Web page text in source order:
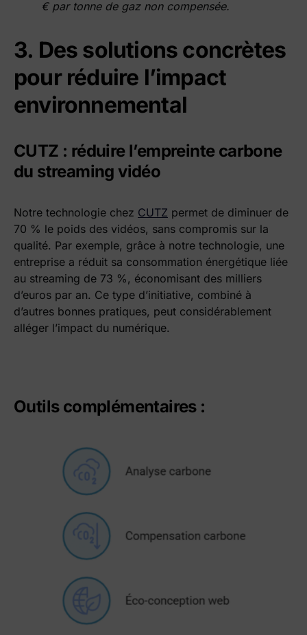
€ par tonne de gaz non compensée.
3. Des solutions concrètes
pour réduire l’impact
environnemental
CUTZ : réduire l’empreinte carbone
du streaming vidéo
Notre technologie chez CUTZ permet de diminuer de
70 % le poids des vidéos, sans compromis sur la
qualité. Par exemple, grâce à notre technologie, une
entreprise a réduit sa consommation énergétique liée
au streaming de 73 %, économisant des milliers
d’euros par an. Ce type d’initiative, combiné à
d’autres bonnes pratiques, peut considérablement
alléger l’impact du numérique.
Outils complémentaires :